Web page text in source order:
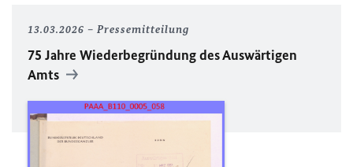
13.03.2026 Pressemitteilung
75 Jahre Wiederbegründung des Auswärtigen
Amts